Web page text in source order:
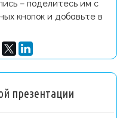
– поделитесь им с
кнопок и добавьте в
презентации